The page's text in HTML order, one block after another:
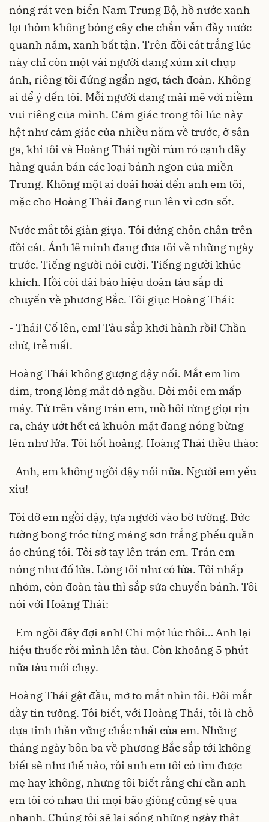
nóng rát ven biển Nam Trung Bộ, hồ nước xanh
lọt thỏm không bóng cây che chắn vẫn đầy nước
quanh năm, xanh bất tận. Trên đồi cát trắng lúc
này chỉ còn một vài người đang xúm xít chụp
ảnh, riêng tôi đứng ngẩn ngơ, tách đoàn. Không
ai để ý đến tôi. Mỗi người đang mải mê với niềm
vui riêng của mình. Cảm giác trong tôi lúc này
hệt như cảm giác của nhiều năm về trước, ở sân
ga, khi tôi và Hoàng Thái ngồi rúm ró cạnh dãy
hàng quán bán các loại bánh ngon của miền
Trung. Không một ai đoái hoài đến anh em tôi,
mặc cho Hoàng Thái đang run lên vì cơn sốt.
Nước mắt tôi giàn giụa. Tôi đứng chôn chân trên
đồi cát. Ánh lê minh đang đưa tôi về những ngày
trước. Tiếng người nói cười. Tiếng người khúc
khích. Hồi còi dài báo hiệu đoàn tàu sắp di
chuyển về phương Bắc. Tôi giục Hoàng Thái:
- Thái! Cố lên, em! Tàu sắp khởi hành rồi! Chần
chừ, trễ mất.
Hoàng Thái không gượng dậy nổi. Mắt em lim
dim, trong lòng mắt đỏ ngầu. Đôi môi em mấp
máy. Từ trên vầng trán em, mồ hôi từng giọt rịn
ra, chảy ướt hết cả khuôn mặt đang nóng bừng
lên như lửa. Tôi hốt hoảng. Hoàng Thái thều thào:
- Anh, em không ngồi dậy nổi nữa. Người em yếu
xìu!
Tôi đỡ em ngồi dậy, tựa người vào bờ tường. Bức
tường bong tróc từng mảng sơn trắng phếu quần
áo chúng tôi. Tôi sờ tay lên trán em. Trán em
nóng như đổ lửa. Lòng tôi như có lửa. Tôi nhấp
nhỏm, còn đoàn tàu thì sắp sửa chuyển bánh. Tôi
nói với Hoàng Thái:
- Em ngồi đây đợi anh! Chỉ một lúc thôi… Anh lại
hiệu thuốc rồi mình lên tàu. Còn khoảng 5 phút
nữa tàu mới chạy.
Hoàng Thái gật đầu, mở to mắt nhìn tôi. Đôi mắt
đầy tin tưởng. Tôi biết, với Hoàng Thái, tôi là chỗ
dựa tinh thần vững chắc nhất của em. Những
tháng ngày bôn ba về phương Bắc sắp tới không
biết sẽ như thế nào, rồi anh em tôi có tìm được
mẹ hay không, nhưng tôi biết rằng chỉ cần anh
em tôi có nhau thì mọi bão giông cũng sẽ qua
nhanh. Chúng tôi sẽ lại sống những ngày thật